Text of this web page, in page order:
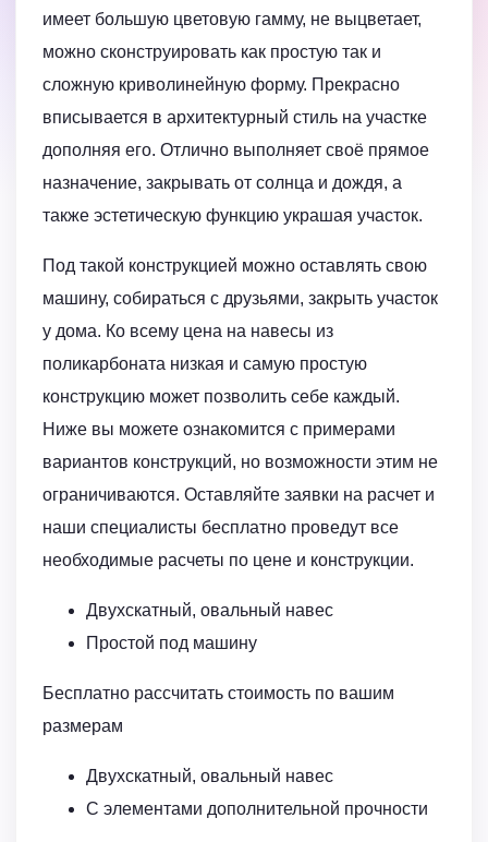
имеет большую цветовую гамму, не выцветает,
можно сконструировать как простую так и
сложную криволинейную форму. Прекрасно
вписывается в архитектурный стиль на участке
дополняя его. Отлично выполняет своё прямое
назначение, закрывать от солнца и дождя, а
также эстетическую функцию украшая участок.
Под такой конструкцией можно оставлять свою
машину, собираться с друзьями, закрыть участок
у дома. Ко всему цена на навесы из
поликарбоната низкая и самую простую
конструкцию может позволить себе каждый.
Ниже вы можете ознакомится с примерами
вариантов конструкций, но возможности этим не
ограничиваются. Оставляйте заявки на расчет и
наши специалисты бесплатно проведут все
необходимые расчеты по цене и конструкции.
Двухскатный, овальный навес
Простой под машину
Бесплатно рассчитать стоимость по вашим
размерам
Двухскатный, овальный навес
С элементами дополнительной прочности